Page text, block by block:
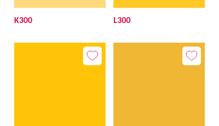
K300 L300